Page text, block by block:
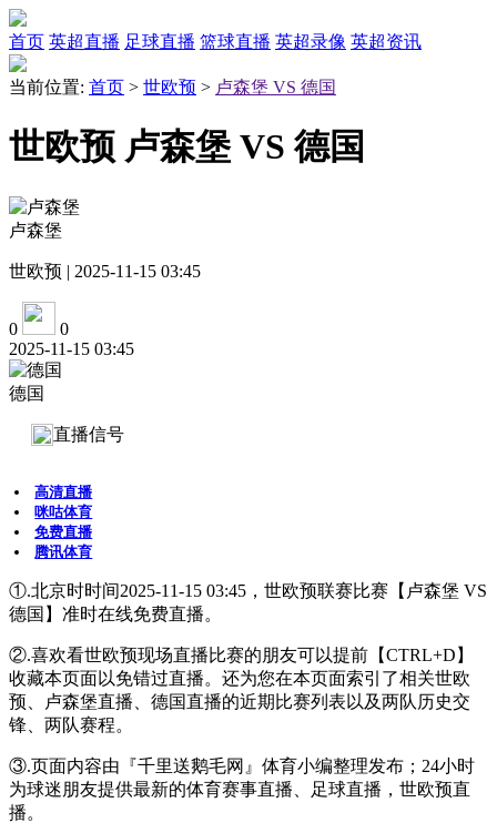
首页 英超直播 足球直播 篮球直播 英超录像 英超资讯
当前位置: 首页 > 世欧预 > 卢森堡 VS 德国
世欧预 卢森堡 VS 德国
卢森堡
世欧预 | 2025-11-15 03:45
0
0
2025-11-15 03:45
德国
直播信号
高清直播
咪咕体育
免费直播
腾讯体育
①.北京时时间2025-11-15 03:45，世欧预联赛比赛【卢森堡 VS
德国】准时在线免费直播。
②.喜欢看世欧预现场直播比赛的朋友可以提前【CTRL+D】
收藏本页面以免错过直播。还为您在本页面索引了相关世欧
预、卢森堡直播、德国直播的近期比赛列表以及两队历史交
锋、两队赛程。
③.页面内容由『千里送鹅毛网』体育小编整理发布；24小时
为球迷朋友提供最新的体育赛事直播、足球直播，世欧预直
播。